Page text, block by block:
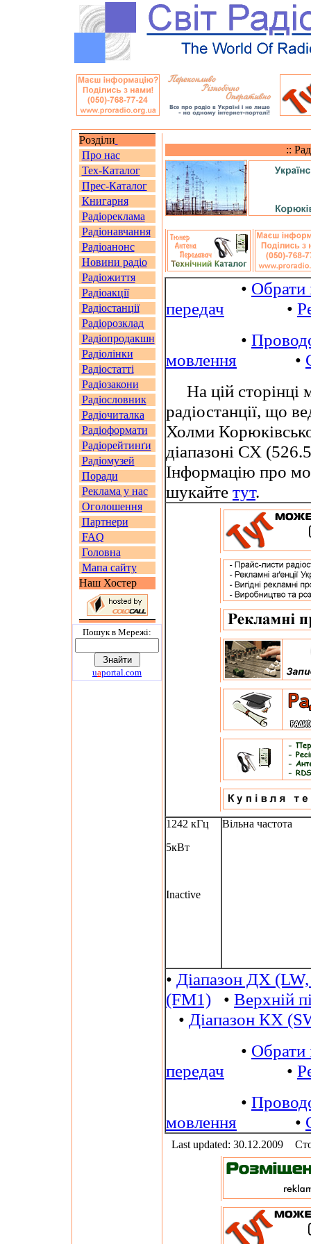
Розділи
Про нас
Тех-Каталог
Прес-Каталог
Книгарня
Радіореклама
Радіонавчання
Радіоанонс
Новини радіо
Радіожиття
Радіоакції
Радіостанції
Радіорозклад
Радіопродакшн
Радіолінки
Радіостатті
Радіозакони
Радіословник
Радіочиталка
Радіоформати
Радіорейтинґи
Радіомузей
Поради
Реклама у нас
Оголошення
Партнери
FAQ
Головна
Мапа сайту
Наш Хостер
Пошук в Мережi:
uaportal.com
::
• Обрати
передач •
•
мовлення •
На цій сторінці
радіостанції, що
Холми
діапазоні СХ
Інформацію про
шукайте тут.
1242 кГц
5кВт
Inactive
Вільна частота
• Діапазон ДХ
(FM1) • Верхній
• Діапазон КХ
• Обрати
передач •
•
мовлення •
Last updated: 30.12.2009